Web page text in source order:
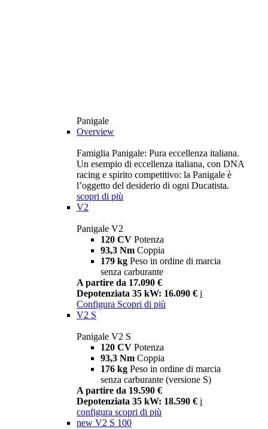
Panigale
Overview
Famiglia Panigale: Pura eccellenza italiana.
Un esempio di eccellenza italiana, con DNA
racing e spirito competitivo: la Panigale è
l’oggetto del desiderio di ogni Ducatista.
scopri di più
V2
Panigale V2
120 CV Potenza
93,3 Nm Coppia
179 kg Peso in ordine di marcia
senza carburante
A partire da 17.090 €
Depotenziata 35 kW: 16.090 € i
Configura Scopri di più
V2 S
Panigale V2 S
120 CV Potenza
93,3 Nm Coppia
176 kg Peso in ordine di marcia
senza carburante (versione S)
A partire da 19.590 €
Depotenziata 35 kW: 18.590 € i
configura scopri di più
new V2 S 100